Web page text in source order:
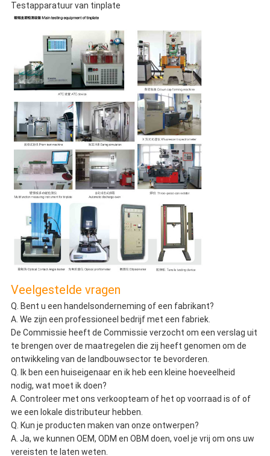
Testapparatuur van tinplate
Veelgestelde vragen
Q. Bent u een handelsonderneming of een fabrikant?
A. We zijn een professioneel bedrijf met een fabriek.
De Commissie heeft de Commissie verzocht om een verslag uit
te brengen over de maatregelen die zij heeft genomen om de
ontwikkeling van de landbouwsector te bevorderen.
Q. Ik ben een huiseigenaar en ik heb een kleine hoeveelheid
nodig, wat moet ik doen?
A. Controleer met ons verkoopteam of het op voorraad is of of
we een lokale distributeur hebben.
Q. Kun je producten maken van onze ontwerpen?
A. Ja, we kunnen OEM, ODM en OBM doen, voel je vrij om ons uw
vereisten te laten weten.